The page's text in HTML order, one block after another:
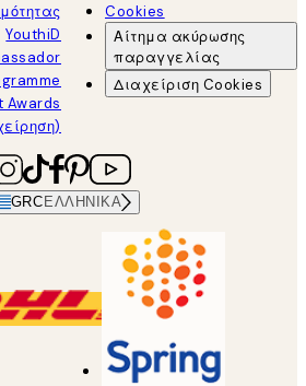
YouthiD
Awards
Cookies
Αίτημα ακύρωσης
παραγγελίας
Διαχείριση Cookies
GRC ΕΛΛΗΝΙΚΆ